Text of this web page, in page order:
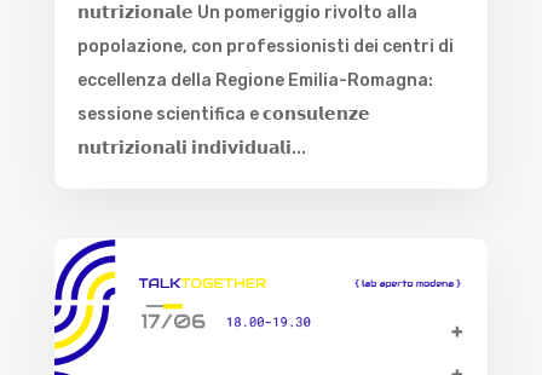
𝗻𝘂𝘁𝗿𝗶𝘇𝗶𝗼𝗻𝗮𝗹𝗲 Un pomeriggio rivolto alla
popolazione, con professionisti dei centri di
eccellenza della Regione Emilia-Romagna:
sessione scientifica e 𝗰𝗼𝗻𝘀𝘂𝗹𝗲𝗻𝘇𝗲
𝗻𝘂𝘁𝗿𝗶𝘇𝗶𝗼𝗻𝗮𝗹𝗶 𝗶𝗻𝗱𝗶𝘃𝗶𝗱𝘂𝗮𝗹𝗶...